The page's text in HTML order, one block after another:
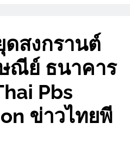
ดสงกรานต์
ณีย์ ธนาคาร
Pbs
ข่าวไทยพี